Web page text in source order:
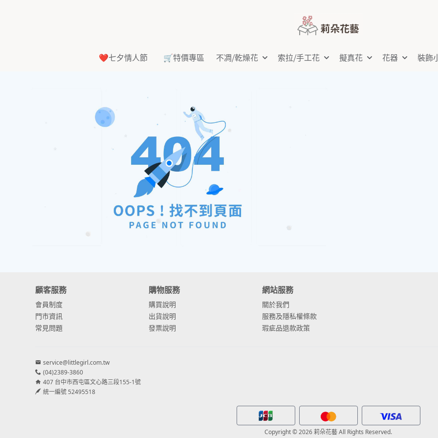
❤️七夕情人節 🛒特價專區 不凋⧸乾燥花 索拉⧸手工花 擬真花 花器 裝飾
顧客服務
會員制度
門市資訊
常見問題
購物服務
購買說明
出貨說明
發票說明
網站服務
關於我們
服務及隱私權條款
瑕疵品退款政策
service@littlegirl.com.tw
(04)2389-3860
407 台中市西屯區文心路三段155-1號
統一編號 52495518
Copyright © 2026 莉朵花藝 All Rights Reserved.